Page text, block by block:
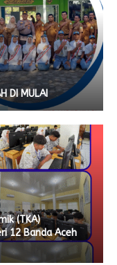
DI MULAI
(TKA)
12 Banda Aceh